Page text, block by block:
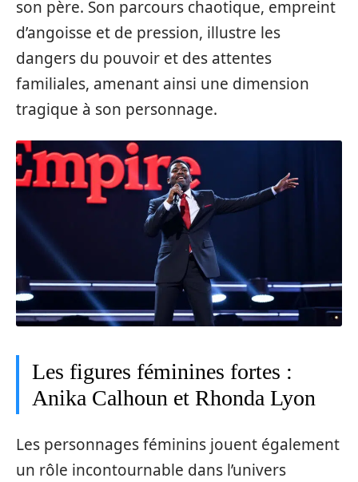
son père. Son parcours chaotique, empreint
d’angoisse et de pression, illustre les
dangers du pouvoir et des attentes
familiales, amenant ainsi une dimension
tragique à son personnage.
Les figures féminines fortes :
Anika Calhoun et Rhonda Lyon
Les personnages féminins jouent également
un rôle incontournable dans l’univers